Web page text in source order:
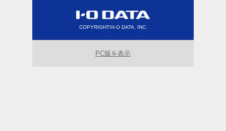
COPYRIGHT©I-O DATA, INC.
PC版を表示